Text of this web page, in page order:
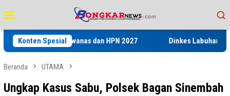
ke
kontenMobile
Konten Spesial
pada Porwanas dan HPN 2027 Dinkes Labuhanbatu Gelar
Beranda UTAMA
Ungkap Kasus Sabu, Polsek Bagan Sinembah